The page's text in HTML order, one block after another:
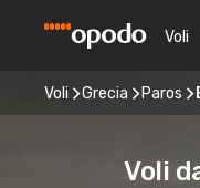
Voli
Voli Grecia Paros
Voli